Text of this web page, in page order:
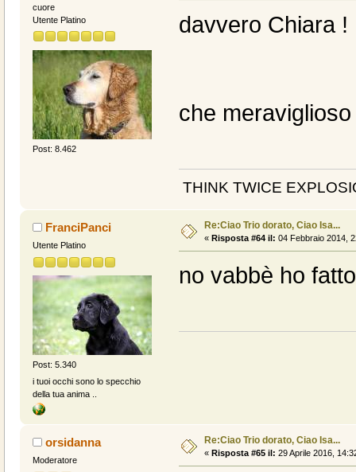
cuore
Utente Platino
Post: 8.462
davvero Chiara !
che
THINK TWICE
FranciPanci
Utente Platino
Post: 5.340
i tuoi occhi sono lo specchio
della tua anima ..
Re:Ciao Trio dorato, Ciao Isa...
« Risposta #64 il: 04 Febbraio 2014,
no vabbè ho
orsidanna
Moderatore
Re:Ciao Trio dorato, Ciao Isa...
« Risposta #65 il: 29 Aprile 2016,